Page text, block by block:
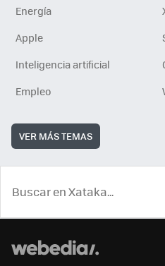
Energía
Apple
Inteligencia artificial
Empleo
VER MÁS TEMAS